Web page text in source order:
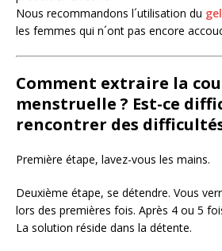
Nous recommandons l´utilisation du
les femmes qui n´ont pas encore
Comment extraire la
menstruelle ? Est-ce
rencontrer des
Première étape, lavez-vous les mains.
Deuxième étape, se détendre. Vous
lors des premières fois. Après 4 ou 5
La solution réside dans la détente.